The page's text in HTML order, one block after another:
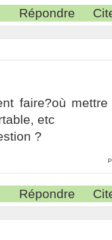
Répondre
faire?où
etc
?
Répondre